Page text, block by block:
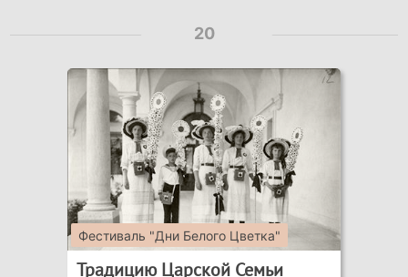
20
Фестиваль "Дни Белого Цветка"
Традицию Царской Семьи